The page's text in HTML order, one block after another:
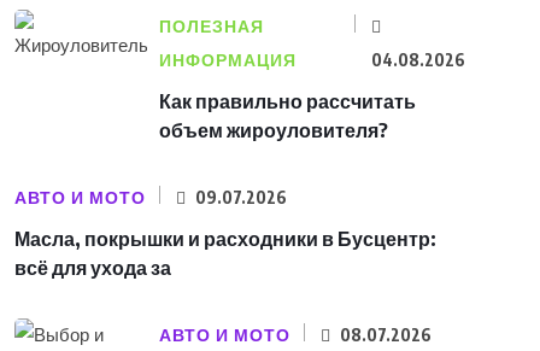
ПОЛЕЗНАЯ
ИНФОРМАЦИЯ
04.08.2026
Как правильно рассчитать
объем жироуловителя?
АВТО И МОТО 09.07.2026
Масла, покрышки и расходники в Бусцентр:
всё для ухода за
АВТО И МОТО 08.07.2026